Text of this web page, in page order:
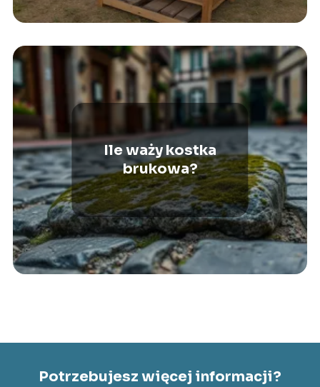
Ile waży kostka
brukowa?
Potrzebujesz więcej informacji?